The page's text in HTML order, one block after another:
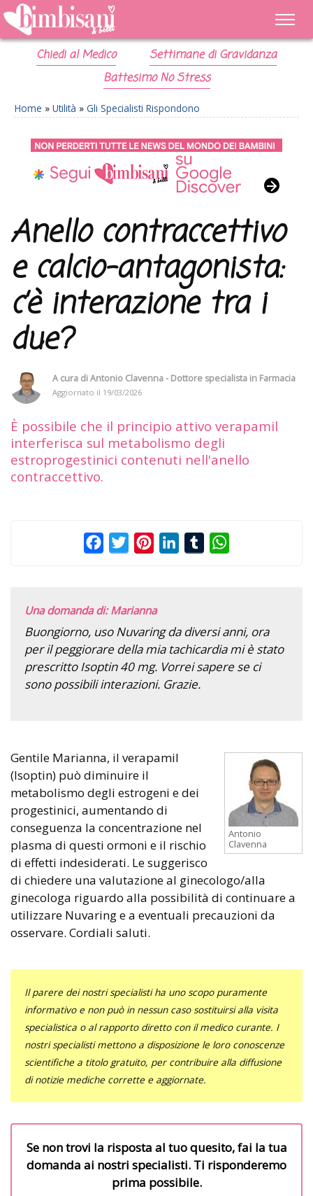
Chiedi al Medico
Settimane di Gravidanza
Battesimo No Stress
Home » Utilità » Gli Specialisti Rispondono
Anello contraccettivo
e calcio-antagonista:
c’è interazione tra i
due?
A cura diAntonio Clavenna - Dottore specialista in Farmacia
Aggiornato il 19/03/2026
È possibile che il principio attivo verapamil
interferisca sul metabolismo degli
estroprogestinici contenuti nell'anello
contraccettivo.
FacebookTwitterPinterestLinkedInTumblr
Una domanda di: Marianna
Buongiorno, uso Nuvaring da diversi anni, ora
per il peggiorare della mia tachicardia mi è stato
prescritto Isoptin 40 mg. Vorrei sapere se ci
sono possibili interazioni. Grazie.
Antonio
Clavenna
Gentile Marianna, il verapamil
(Isoptin) può diminuire il
metabolismo degli estrogeni e dei
progestinici, aumentando di
conseguenza la concentrazione nel
plasma di questi ormoni e il rischio
di effetti indesiderati. Le suggerisco
di chiedere una valutazione al ginecologo/alla
ginecologa riguardo alla possibilità di continuare a
utilizzare Nuvaring e a eventuali precauzioni da
osservare. Cordiali saluti.
Il parere dei nostri specialisti ha uno scopo puramente
informativo e non può in nessun caso sostituirsi alla visita
specialistica o al rapporto diretto con il medico curante. I
nostri specialisti mettono a disposizione le loro conoscenze
scientifiche a titolo gratuito, per contribuire alla diffusione
di notizie mediche corrette e aggiornate.
Se non trovi la risposta al tuo quesito, fai la tua
domanda ai nostri specialisti. Ti risponderemo
prima possibile.